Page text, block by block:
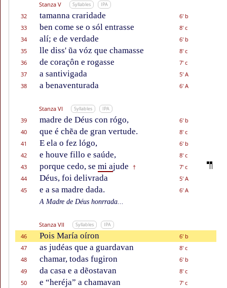
Stanza V Syllables IPA
32 tamanna craridade
6' b
33
ben come se o sól entrasse
8' c
34
alí; e de verdade
6' b
35
lle diss' ũa vóz que chamasse
8' c
36
de coraçôn e rogasse
7' c
37
a santivigada
5' A
38
a benaventurada 6' A
Stanza VI Syllables IPA
39 madre de Déus con rógo,
6' b
40
que é chẽa de gran vertude.
8' c
41
E ela o fez lógo,
6' b
42
e houve fillo e saúde,
8' c
43
porque cedo, se mi ajude †
7' c
44
Déus, foi delivrada
5' A
45
e a sa madre dada.
6' A
A Madre de Déus honrrada...
Stanza VII Syllables IPA
46 Pois María oíron
6' b
47
as judéas que a guardavan
8' c
48
chamar, todas fugiron
6' b
49
da casa e a dẽostavan
8' c
50
e “heréja” a chamavan
7' c